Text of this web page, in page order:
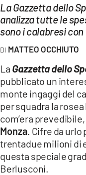
LAC TV
LAC NETWORK
LAC ONAIR
LaC
Network
LACPLAY.IT
LACTV.IT
LACONAIR.IT
LACITYMAG.IT
La Gazzetta dello
analizza tutte le
sono i calabresi
MATTEO OCCHIUTO
La Gazzetta dello
pubblicato un
monte ingaggi del
per squadra la
com’era
Monza . Cifre da
trentadue milioni di
questa speciale
Berlusconi.